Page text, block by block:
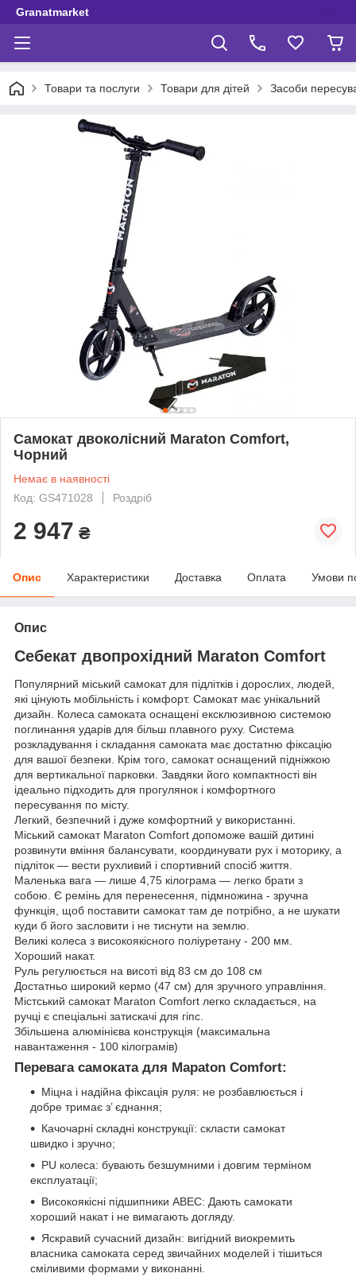
Granatmarket
Товари та послуги Товари для дітей Засоби
Самокат двоколісний Maraton Comfort,
Чорний
Немає в наявності
Код: GS471028
Роздріб
2 947 ₴
Опис Характеристики Доставка Оплата Умови
Опис
Себекат двопрохідний Maraton Comfort
Популярний міський самокат для підлітків і дорослих, людей,
які цінують мобільність і комфорт. Самокат має унікальний
дизайн. Колеса самоката оснащені ексклюзивною системою
поглинання ударів для більш плавного руху. Система
розкладування і складання самоката має достатню фіксацію
для вашої безпеки. Крім того, самокат оснащений підніжкою
для вертикальної парковки. Завдяки його компактності він
ідеально підходить для прогулянок і комфортного
пересування по місту.
Легкий, безпечний і дуже комфортний у використанні.
Міський самокат Maraton Comfort допоможе вашій дитині
розвинути вміння балансувати, координувати рух і моторику, а
підліток — вести рухливий і спортивний спосіб життя.
Маленька вага — лише 4,75 кілограма — легко брати з
собою. Є ремінь для перенесення, підмножина - зручна
функція, щоб поставити самокат там де потрібно, а не шукати
куди б його засловити і не тиснути на землю.
Великі колеса з високоякісного поліуретану - 200 мм.
Хороший накат.
Руль регулюється на висоті від 83 см до 108 см
Достатньо широкий кермо (47 см) для зручного управління.
Містський самокат Maraton Comfort легко складається, на
ручці є спеціальні затискачі для гіпс.
Збільшена алюмінієва конструкція (максимальна
навантаження - 100 кілограмів)
Перевага самоката для Мараton Comfort:
Міцна і надійна фіксація руля: не розбавлюється і
добре тримає з’ єднання;
Качочарні складні конструкції: скласти самокат
швидко і зручно;
PU колеса: бувають безшумними і довгим терміном
експлуатації;
Високоякісні підшипники ABEC: Дають самокати
хороший накат і не вимагають догляду.
Яскравий сучасний дизайн: вигідний виокремить
власника самоката серед звичайних моделей і тішиться
сміливими формами у виконанні.